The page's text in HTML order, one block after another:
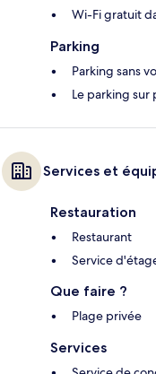
Wi-Fi gratuit
Parking
Parking sans
Le parking sur
Services et
Restauration
Restaurant
Service
Que faire ?
Plage privée
Services